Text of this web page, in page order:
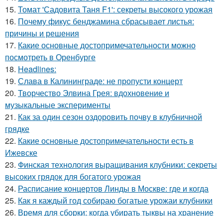
15. Томат 'Садовита Таня F1': секреты высокого урожая
16. Почему фикус бенджамина сбрасывает листья:
причины и решения
17. Какие основные достопримечательности можно
посмотреть в Оренбурге
18. Headlines:
19. Слава в Калининграде: не пропусти концерт
20. Творчество Элвина Грея: вдохновение и
музыкальные эксперименты
21. Как за один сезон оздоровить почву в клубничной
грядке
22. Какие основные достопримечательности есть в
Ижевске
23. Финская технология выращивания клубники: секреты
высоких грядок для богатого урожая
24. Расписание концертов Линды в Москве: где и когда
25. Как я каждый год собираю богатые урожаи клубники
26. Время для сборки: когда убирать тыквы на хранение